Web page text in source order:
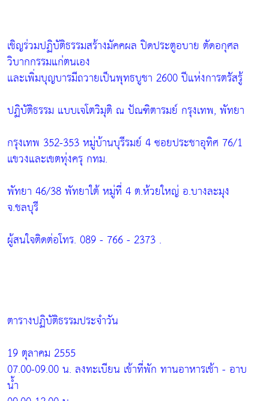
เชิญร่วมปฏิบัติธรรมสร้างมัคคผล ปิดประตูอบาย ตัดอกุศล
วิบากกรรมแก่ตนเอง
และเพิ่มบุญบารมีถวายเป็นพุทธบูชา 2600 ปีแห่งการตรัสรู้
ปฏิบัติธรรม แบบเจโตวิมุติ ณ ปัณฑิตารมย์ กรุงเทพ, พัทยา
กรุงเทพ 352-353 หมู่บ้านบุรีรมย์ 4 ซอยประชาอุทิศ 76/1
แขวงและเขตทุ่งครุ กทม.
พัทยา 46/38 พัทยาใต้ หมู่ที่ 4 ต.ห้วยใหญ่ อ.บางละมุง
จ.ชลบุรี
ผู้สนใจติดต่อโทร. 089 - 766 - 2373 .
ตารางปฏิบัติธรรมประจำวัน
19 ตุลาคม 2555
07.00-09.00 น. ลงทะเบียน เข้าที่พัก ทานอาหารเช้า - อาบ
น้ำ